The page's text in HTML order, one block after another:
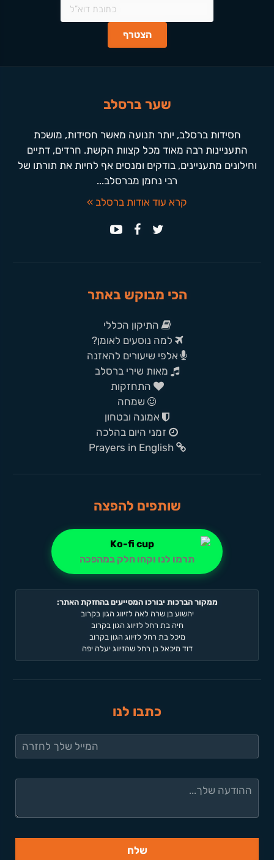
שער ברסלב
חסידות ברסלב, יותר תנועה מאשר חסידות, מושכת
התעניינות רבה מאוד מכל קצוות הקשת. חרדים, דתיים
וחילונים מתעניינים, בודקים ומנסים אף לחיות את תורתו של
רבי נחמן מברסלב...
קרא עוד אודות ברסלב »
הכי מבוקש באתר
התיקון הכללי
למה נוסעים לאומן?
אלפי שיעורים להאזנה
מאות שירי ברסלב
התחזקות
שמחה
אמונה ובטחון
זמני היום בהלכה
Prayers in English
שותפים להפצה
תרמו לנו וקחו חלק במהפכה
ממקור הברכות יבורכו המסייעים בהחזקת האתר:
יהשוע בן שרה לאה לזיווג הגון בקרוב
חיה בת רחל לזיווג הגון בקרוב
מיכל בת רחל לזיווג הגון בקרוב
דוד מיכאל בן רחל שהזיווג יעלה יפה
כתבו לנו